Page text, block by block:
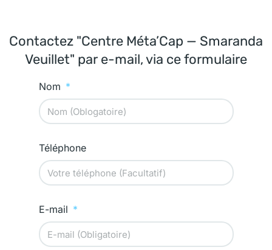
Contactez "Centre Méta’Cap — Smaranda
Veuillet" par e-mail, via ce formulaire
Nom
Téléphone
E-mail